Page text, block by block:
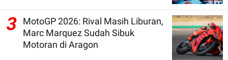
3
MotoGP 2026: Rival Masih Liburan,
Marc Marquez Sudah Sibuk
Motoran di Aragon